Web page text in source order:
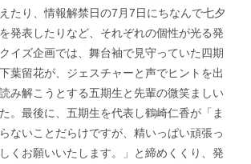
たり、情報解禁日の7月7日にちなんで七夕
発表したりなど、それぞれの個性が光る発
イズ企画では、舞台袖で見守っていた四期
葉留花が、ジェスチャーと声でヒントを出
み解こうとする五期生と先輩の微笑ましい
。最後に、五期生を代表し鶴崎仁香が「ま
ないことだらけですが、精いっぱい頑張っ
くお願いいたします。」と締めくくり、発